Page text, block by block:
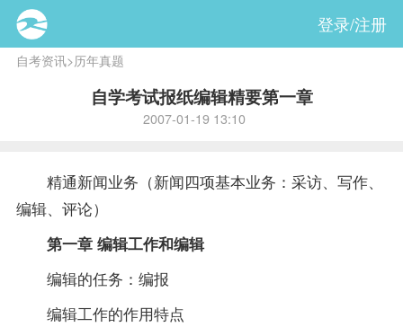
登录/注册
自考资讯>历年真题
自学考试报纸编辑精要第一章
2007-01-19 13:10
精通新闻业务（新闻四项基本业务：采访、写作、
编辑、评论）
第一章 编辑工作和编辑
编辑的任务：编报
编辑工作的作用特点